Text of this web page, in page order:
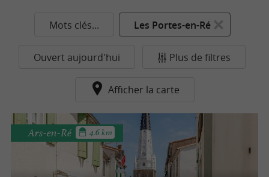
Mots clés... Les Portes-en-Ré
Ouvert aujourd'hui Plus de filtres
Afficher la carte
Ars-en-Ré 4.6 km